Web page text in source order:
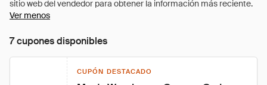
Ver menos
7 cupones disponibles
CUPÓN DESTACADO